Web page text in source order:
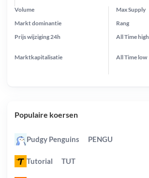
Prijs wijziging 24h
Max Supply
Markt dominantie
Marktkapitalisatie
Volume
Rang
All Timehigh
All Time low
Populaire koersen
Pudgy Penguins PENGU
Tutorial TUT